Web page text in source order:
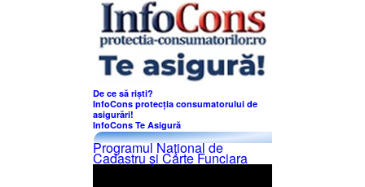
De ce să riști?
InfoCons protecția consumatorului de
asigurări!
InfoCons Te Asigură
Programul Naţional de
Cadastru şi Carte Funciara